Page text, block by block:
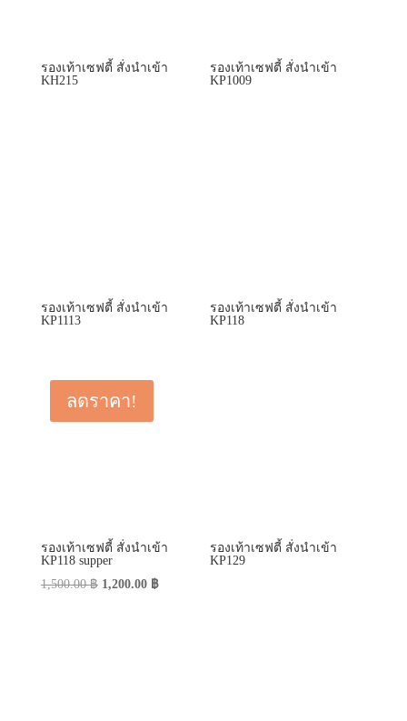
รองเท้าเซฟตี้ สั่งนำเข้า
KH215
รองเท้าเซฟตี้ สั่งนำเข้า
KP1009
รองเท้าเซฟตี้ สั่งนำเข้า
KP1113
รองเท้าเซฟตี้ สั่งนำเข้า
KP118
ลดราคา!
รองเท้าเซฟตี้ สั่งนำเข้า
KP118 supper
1,500.00฿ Original
1,200.00 ฿Current
รองเท้าเซฟตี้ สั่งนำเข้า
KP129